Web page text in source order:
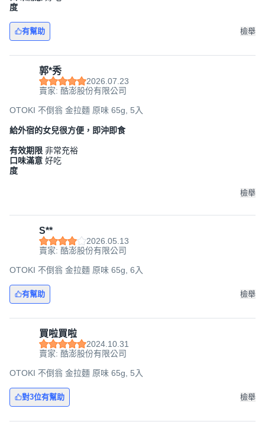
度
有幫助 檢舉
郭*秀
2026.07.23
賣家: 酷澎股份有限公司
OTOKI 不倒翁 金拉麵 原味 65g, 5入
給外宿的女兒很方便，即沖即食
有效期限 非常充裕
口味滿意
度
好吃
檢舉
S**
2026.05.13
賣家: 酷澎股份有限公司
OTOKI 不倒翁 金拉麵 原味 65g, 6入
有幫助 檢舉
買啦買啦
2024.10.31
賣家: 酷澎股份有限公司
OTOKI 不倒翁 金拉麵 原味 65g, 5入
對3位有幫助 檢舉